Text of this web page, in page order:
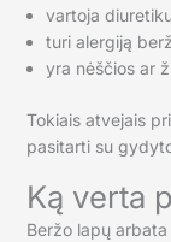
vartoja
turi alergiją
yra nėščios ar
Tokiais atvejais
pasitarti su
Ką verta
Beržo lapų